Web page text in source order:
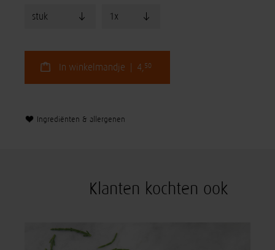
In winkelmandje | 4, 50
Ingrediënten & allergenen
Klanten kochten ook